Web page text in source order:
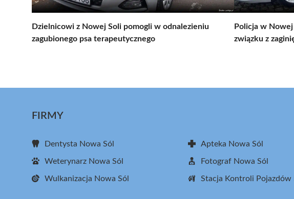
Dzielnicowi z Nowej Soli pomogli w odnalezieniu
zagubionego psa terapeutycznego
Policja w
związku z
FIRMY
Dentysta Nowa Sól Apteka Nowa Sól
Weterynarz Nowa Sól Fotograf Nowa Sól
Wulkanizacja Nowa Sól Stacja Kontroli Pojazdów